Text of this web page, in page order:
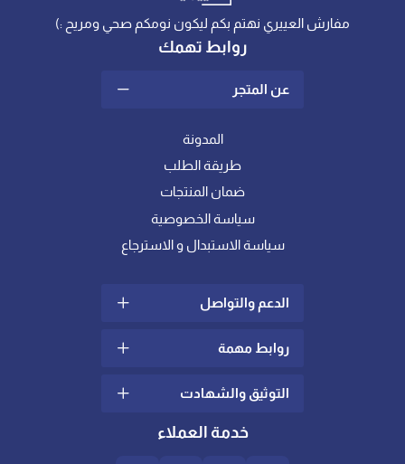
مفارش العييري نهتم بكم ليكون نومكم صحي ومريح :)
روابط تهمك
عن المتجر
المدونة
طريقة الطلب
ضمان المنتجات
سياسة الخصوصية
سياسة الاستبدال و الاسترجاع
الدعم والتواصل
سياسة الشحن والتوصيل
الدعم الفني
روابط مهمة
ما هو اللباد؟
كيف أختار خامة المفرش
المناسبة لي ؟
التوثيق والشهادت
شهادات عالمية في الجودة
خدمة العملاء